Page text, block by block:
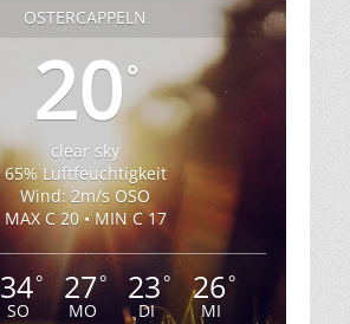
OSTERCAPPELN
20°
clear sky
65% Luftfeuchtigkeit
Wind: 2m/s OSO
MAX C 20 • MIN C 17
34°
SO
27°
MO
23°
DI
26°
MI